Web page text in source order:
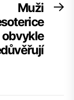
Muži
obvykle